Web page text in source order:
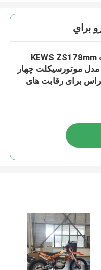
براي
موتورسیکلت KEWS ZS178mm
NX250 K28 مدل موتورسیکلت چهار
برای رقابت های